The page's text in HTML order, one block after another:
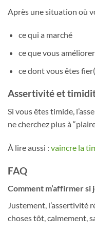
Après une situation où
ce qui a marché
ce que vous
ce dont vous êtes
Assertivité et
Si vous êtes timide,
ne cherchez plus à
À lire aussi : vaincre la
FAQ
Comment m’affirmer si
Justement, l’assertivité
choses tôt, calmement,